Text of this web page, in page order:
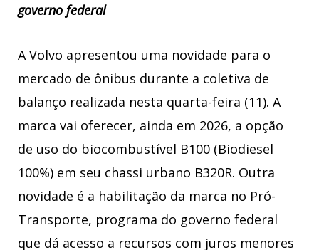
governo federal
A Volvo apresentou uma novidade para o
mercado de ônibus durante a coletiva de
balanço realizada nesta quarta-feira (11). A
marca vai oferecer, ainda em 2026, a opção
de uso do biocombustível B100 (Biodiesel
100%) em seu chassi urbano B320R. Outra
novidade é a habilitação da marca no Pró-
Transporte, programa do governo federal
que dá acesso a recursos com juros menores